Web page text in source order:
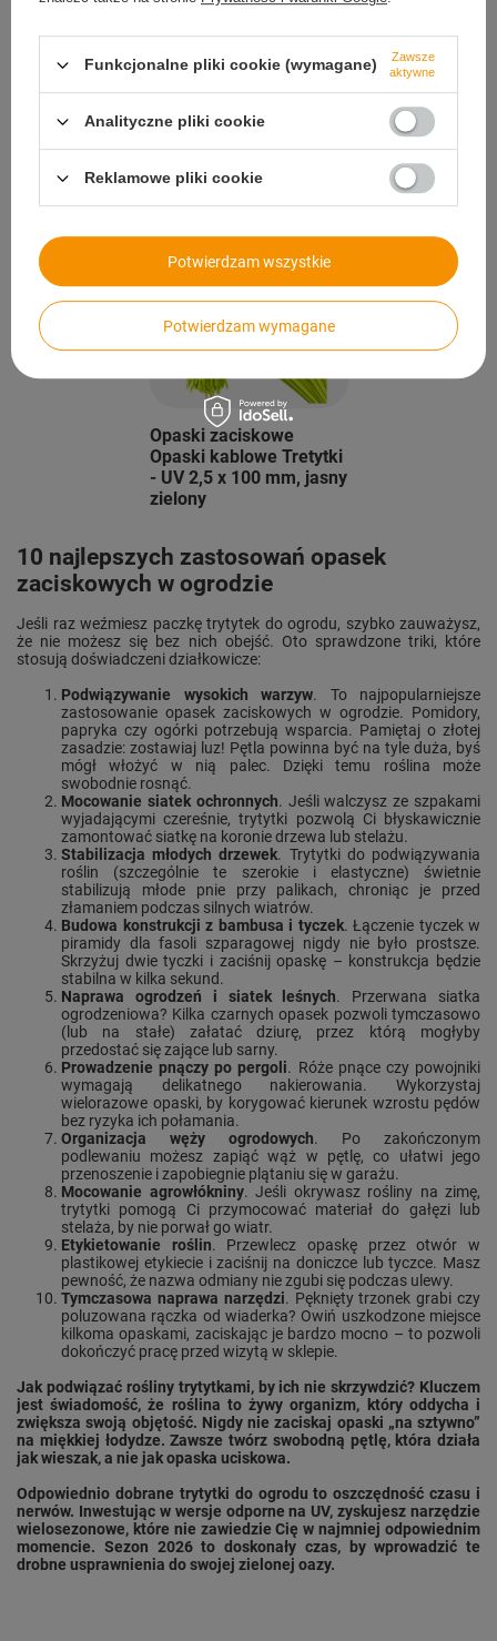
Opaski zaciskowe
Opaski kablowe Tretytki
- UV 2,5 x 100 mm,
zaciskowe kablowe 2,5 -
3,6 mm zielone 500 szt
Opaski zaciskowe
Opaski kablowe Tretytki
- UV 2,5 x 100 mm, jasny
zielony
10 najlepszych zastosowań opasek
zaciskowych w ogrodzie
Jeśli raz weźmiesz paczkę trytytek do ogrodu, szybko zauważysz,
że nie możesz się bez nich obejść. Oto sprawdzone triki, które
stosują doświadczeni działkowicze:
Podwiązywanie wysokich warzyw. To najpopularniejsze
zastosowanie opasek zaciskowych w ogrodzie. Pomidory,
papryka czy ogórki potrzebują wsparcia. Pamiętaj o złotej
zasadzie: zostawiaj luz! Pętla powinna być na tyle duża, byś
mógł włożyć w nią palec. Dzięki temu roślina może
swobodnie rosnąć.
Mocowanie siatek ochronnych. Jeśli walczysz ze szpakami
wyjadającymi czereśnie, trytytki pozwolą Ci błyskawicznie
zamontować siatkę na koronie drzewa lub stelażu.
Stabilizacja młodych drzewek. Trytytki do podwiązywania
roślin (szczególnie te szerokie i elastyczne) świetnie
stabilizują młode pnie przy palikach, chroniąc je przed
złamaniem podczas silnych wiatrów.
Budowa konstrukcji z bambusa i tyczek. Łączenie tyczek w
piramidy dla fasoli szparagowej nigdy nie było prostsze.
Skrzyżuj dwie tyczki i zaciśnij opaskę – konstrukcja będzie
stabilna w kilka sekund.
Naprawa ogrodzeń i siatek leśnych. Przerwana siatka
ogrodzeniowa? Kilka czarnych opasek pozwoli tymczasowo
(lub na stałe) załatać dziurę, przez którą mogłyby
przedostać się zające lub sarny.
Prowadzenie pnączy po pergoli. Róże pnące czy powojniki
wymagają delikatnego nakierowania. Wykorzystaj
wielorazowe opaski, by korygować kierunek wzrostu pędów
bez ryzyka ich połamania.
Organizacja węży ogrodowych. Po zakończonym
podlewaniu możesz zapiąć wąż w pętlę, co ułatwi jego
przenoszenie i zapobiegnie plątaniu się w garażu.
Mocowanie agrowłókniny. Jeśli okrywasz rośliny na zimę,
trytytki pomogą Ci przymocować materiał do gałęzi lub
stelaża, by nie porwał go wiatr.
Etykietowanie roślin. Przewlecz opaskę przez otwór w
plastikowej etykiecie i zaciśnij na doniczce lub tyczce. Masz
pewność, że nazwa odmiany nie zgubi się podczas ulewy.
Tymczasowa naprawa narzędzi. Pęknięty trzonek grabi czy
poluzowana rączka od wiaderka? Owiń uszkodzone miejsce
kilkoma opaskami, zaciskając je bardzo mocno – to pozwoli
dokończyć pracę przed wizytą w sklepie.
Jak podwiązać rośliny trytytkami, by ich nie skrzywdzić? Kluczem
jest świadomość, że roślina to żywy organizm, który oddycha i
zwiększa swoją objętość. Nigdy nie zaciskaj opaski „na sztywno”
na miękkiej łodydze. Zawsze twórz swobodną pętlę, która działa
jak wieszak, a nie jak opaska uciskowa.
Odpowiednio dobrane trytytki do ogrodu to oszczędność czasu i
nerwów. Inwestując w wersje odporne na UV, zyskujesz narzędzie
wielosezonowe, które nie zawiedzie Cię w najmniej odpowiednim
momencie. Sezon 2026 to doskonały czas, by wprowadzić te
drobne usprawnienia do swojej zielonej oazy.
Funkcjonalne pliki cookie (wymagane)
Zawsze
aktywne
Analityczne pliki cookie
Reklamowe pliki cookie
Potwierdzam wymagane
Potwierdzam wszystkie